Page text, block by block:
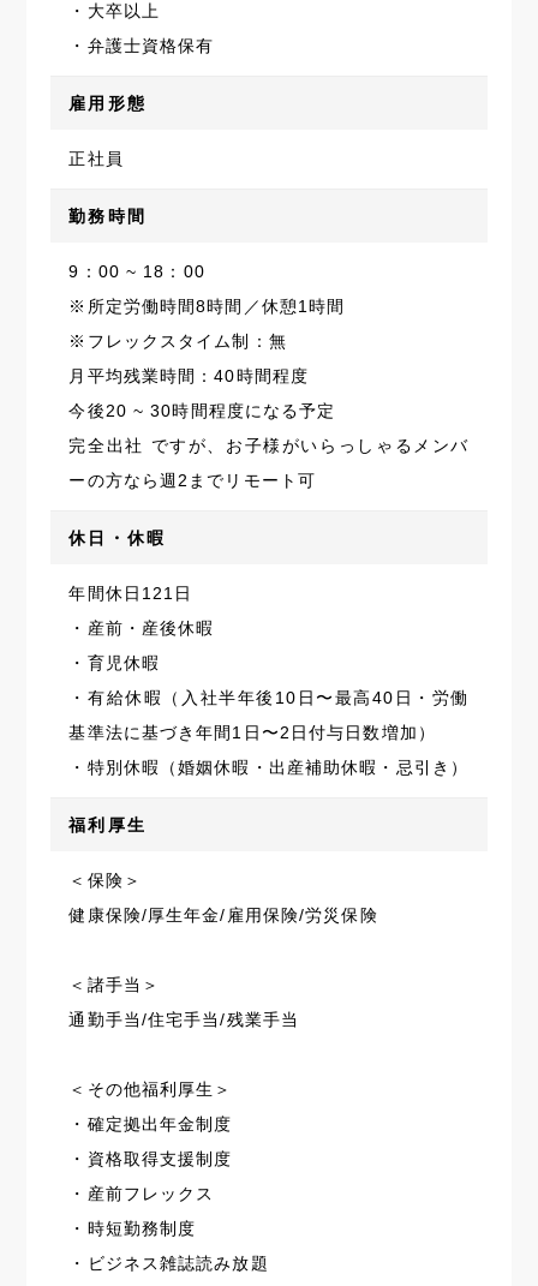
・大卒以上
・弁護士資格保有
雇用形態
正社員
勤務時間
9：00 ~ 18：00
※所定労働時間8時間／休憩1時間
※フレックスタイム制：無
月平均残業時間：40時間程度
今後20 ~ 30時間程度になる予定
完全出社 ですが、お子様がいらっしゃるメンバ
ーの方なら週2までリモート可
休日・休暇
年間休日121日
・産前・産後休暇
・育児休暇
・有給休暇（入社半年後10日〜最高40日・労働
基準法に基づき年間1日〜2日付与日数増加）
・特別休暇（婚姻休暇・出産補助休暇・忌引き）
福利厚生
＜保険＞
健康保険/厚生年金/雇用保険/労災保険
＜諸手当＞
通勤手当/住宅手当/残業手当
＜その他福利厚生＞
・確定拠出年金制度
・資格取得支援制度
・産前フレックス
・時短勤務制度
・ビジネス雑誌読み放題